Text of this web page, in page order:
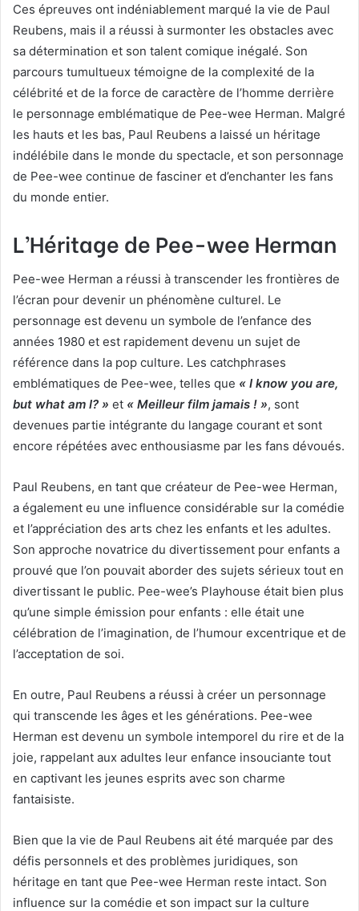
Ces épreuves ont indéniablement marqué la vie de Paul
Reubens, mais il a réussi à surmonter les obstacles avec
sa détermination et son talent comique inégalé. Son
parcours tumultueux témoigne de la complexité de la
célébrité et de la force de caractère de l’homme derrière
le personnage emblématique de Pee-wee Herman. Malgré
les hauts et les bas, Paul Reubens a laissé un héritage
indélébile dans le monde du spectacle, et son personnage
de Pee-wee continue de fasciner et d’enchanter les fans
du monde entier.
L’Héritage de Pee-wee Herman
Pee-wee Herman a réussi à transcender les frontières de
l’écran pour devenir un phénomène culturel. Le
personnage est devenu un symbole de l’enfance des
années 1980 et est rapidement devenu un sujet de
référence dans la pop culture. Les catchphrases
emblématiques de Pee-wee, telles que « I know you are,
but what am I? » et « Meilleur film jamais ! », sont
devenues partie intégrante du langage courant et sont
encore répétées avec enthousiasme par les fans dévoués.
Paul Reubens, en tant que créateur de Pee-wee Herman,
a également eu une influence considérable sur la comédie
et l’appréciation des arts chez les enfants et les adultes.
Son approche novatrice du divertissement pour enfants a
prouvé que l’on pouvait aborder des sujets sérieux tout en
divertissant le public. Pee-wee’s Playhouse était bien plus
qu’une simple émission pour enfants : elle était une
célébration de l’imagination, de l’humour excentrique et de
l’acceptation de soi.
En outre, Paul Reubens a réussi à créer un personnage
qui transcende les âges et les générations. Pee-wee
Herman est devenu un symbole intemporel du rire et de la
joie, rappelant aux adultes leur enfance insouciante tout
en captivant les jeunes esprits avec son charme
fantaisiste.
Bien que la vie de Paul Reubens ait été marquée par des
défis personnels et des problèmes juridiques, son
héritage en tant que Pee-wee Herman reste intact. Son
influence sur la comédie et son impact sur la culture